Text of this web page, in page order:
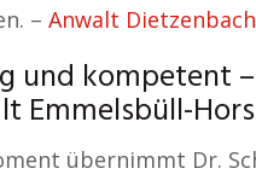
– Anwalt Dietzenbach
und kompetent
Emmelsbüll-
übernimmt Dr.